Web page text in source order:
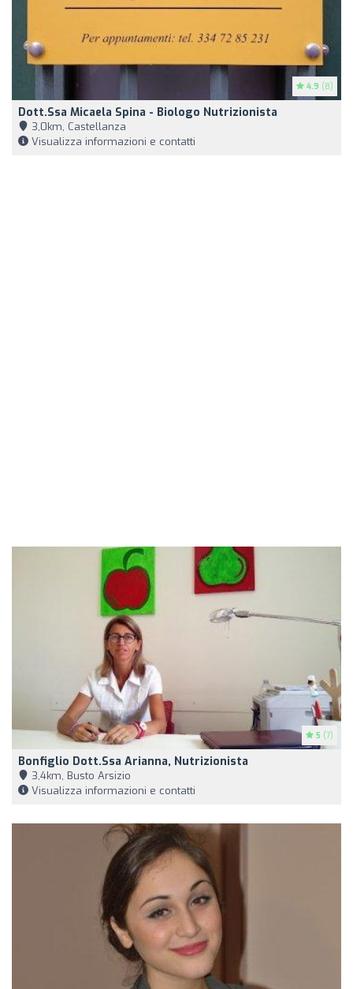
4.9 (8)
Dott.ssa Micaela Spina - Biologo Nutrizionista
3,0km, Castellanza
Visualizza informazioni e contatti
5 (7)
Bonfiglio Dott.ssa Arianna, Nutrizionista
3,4km, Busto Arsizio
Visualizza informazioni e contatti